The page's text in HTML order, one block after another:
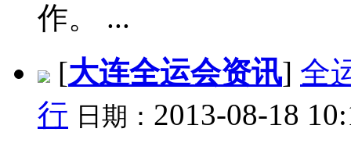
作。 ...
[大连全运会资讯] 全
行 日期： 2013-08-18